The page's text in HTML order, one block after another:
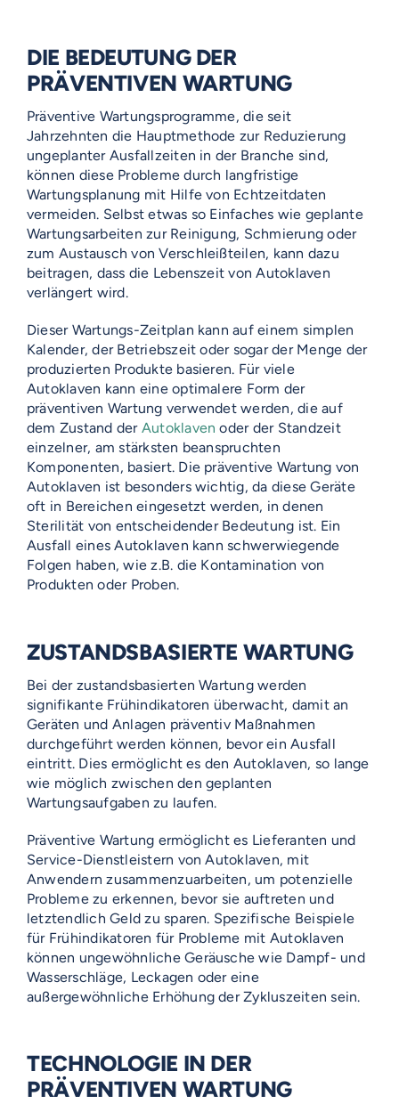
DIE BEDEUTUNG DER
PRÄVENTIVEN WARTUNG
Präventive Wartungsprogramme, die seit
Jahrzehnten die Hauptmethode zur Reduzierung
ungeplanter Ausfallzeiten in der Branche sind,
können diese Probleme durch langfristige
Wartungsplanung mit Hilfe von Echtzeitdaten
vermeiden. Selbst etwas so Einfaches wie geplante
Wartungsarbeiten zur Reinigung, Schmierung oder
zum Austausch von Verschleißteilen, kann dazu
beitragen, dass die Lebenszeit von Autoklaven
verlängert wird.
Dieser Wartungs-Zeitplan kann auf einem simplen
Kalender, der Betriebszeit oder sogar der Menge der
produzierten Produkte basieren. Für viele
Autoklaven kann eine optimalere Form der
präventiven Wartung verwendet werden, die auf
dem Zustand der Autoklaven oder der Standzeit
einzelner, am stärksten beanspruchten
Komponenten, basiert. Die präventive Wartung von
Autoklaven ist besonders wichtig, da diese Geräte
oft in Bereichen eingesetzt werden, in denen
Sterilität von entscheidender Bedeutung ist. Ein
Ausfall eines Autoklaven kann schwerwiegende
Folgen haben, wie z.B. die Kontamination von
Produkten oder Proben.
ZUSTANDSBASIERTE WARTUNG
Bei der zustandsbasierten Wartung werden
signifikante Frühindikatoren überwacht, damit an
Geräten und Anlagen präventiv Maßnahmen
durchgeführt werden können, bevor ein Ausfall
eintritt. Dies ermöglicht es den Autoklaven, so lange
wie möglich zwischen den geplanten
Wartungsaufgaben zu laufen.
Präventive Wartung ermöglicht es Lieferanten und
Service-Dienstleistern von Autoklaven, mit
Anwendern zusammenzuarbeiten, um potenzielle
Probleme zu erkennen, bevor sie auftreten und
letztendlich Geld zu sparen. Spezifische Beispiele
für Frühindikatoren für Probleme mit Autoklaven
können ungewöhnliche Geräusche wie Dampf- und
Wasserschläge, Leckagen oder eine
außergewöhnliche Erhöhung der Zykluszeiten sein.
TECHNOLOGIE IN DER
PRÄVENTIVEN WARTUNG